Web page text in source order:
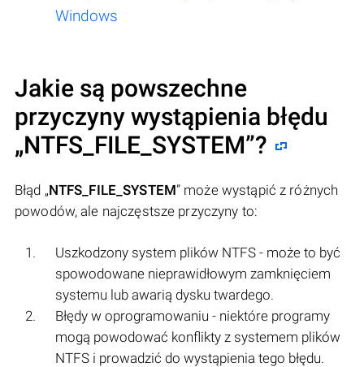
Windows
Jakie są powszechne
przyczyny wystąpienia błędu
„NTFS_FILE_SYSTEM”?
Błąd „NTFS_FILE_SYSTEM” może wystąpić z różnych
powodów, ale najczęstsze przyczyny to:
Uszkodzony system plików NTFS - może to być
spowodowane nieprawidłowym zamknięciem
systemu lub awarią dysku twardego.
Błędy w oprogramowaniu - niektóre programy
mogą powodować konflikty z systemem plików
NTFS i prowadzić do wystąpienia tego błędu.